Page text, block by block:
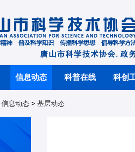
信息动态 科普在线 科创
信息动态 > 基层动态